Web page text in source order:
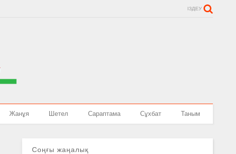
ІЗДЕУ
Жанұя Шетел Сараптама Сұхбат Таным
Соңғы жаңалық